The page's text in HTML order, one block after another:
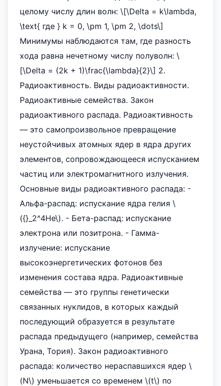
целому числу длин волн: \[\Delta = k\lambda,
\text{ где } k = 0, \pm 1, \pm 2, \dots\]
Минимумы наблюдаются там, где разность
хода равна нечетному числу полуволн: \
[\Delta = (2k + 1)\frac{\lambda}{2}\] 2.
Радиоактивность. Виды радиоактивности.
Радиоактивные семейства. Закон
радиоактивного распада. Радиоактивность
— это самопроизвольное превращение
неустойчивых атомных ядер в ядра других
элементов, сопровождающееся испусканием
частиц или электромагнитного излучения.
Основные виды радиоактивного распада: -
Альфа-распад: испускание ядра гелия \
({}_2^4He\). - Бета-распад: испускание
электрона или позитрона. - Гамма-
излучение: испускание
высокоэнергетических фотонов без
изменения состава ядра. Радиоактивные
семейства — это группы генетически
связанных нуклидов, в которых каждый
последующий образуется в результате
распада предыдущего (например, семейства
Урана, Тория). Закон радиоактивного
распада: количество нераспавшихся ядер \
(N\) уменьшается со временем \(t\) по